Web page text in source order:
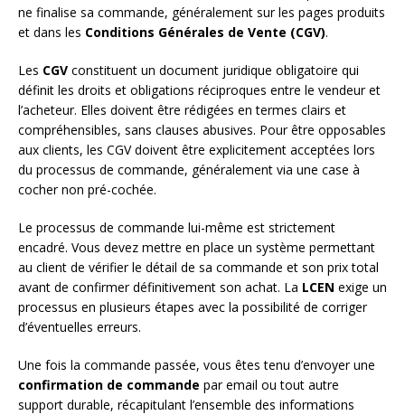
ne finalise sa commande, généralement sur les pages produits
et dans les Conditions Générales de Vente (CGV).
Les CGV constituent un document juridique obligatoire qui
définit les droits et obligations réciproques entre le vendeur et
l’acheteur. Elles doivent être rédigées en termes clairs et
compréhensibles, sans clauses abusives. Pour être opposables
aux clients, les CGV doivent être explicitement acceptées lors
du processus de commande, généralement via une case à
cocher non pré-cochée.
Le processus de commande lui-même est strictement
encadré. Vous devez mettre en place un système permettant
au client de vérifier le détail de sa commande et son prix total
avant de confirmer définitivement son achat. La LCEN exige un
processus en plusieurs étapes avec la possibilité de corriger
d’éventuelles erreurs.
Une fois la commande passée, vous êtes tenu d’envoyer une
confirmation de commande par email ou tout autre
support durable, récapitulant l’ensemble des informations